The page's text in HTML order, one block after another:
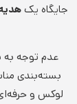
جایگاه یک
عدم توجه به
بسته‌بندی
لوکس و